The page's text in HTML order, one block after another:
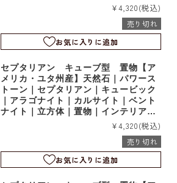
¥4,320(税込)
売り切れ
お気に入りに追加
セプタリアン キューブ型 置物【ア
メリカ・ユタ州産】天然石｜パワース
トーン｜セプタリアン｜キュービック
｜アラゴナイト｜カルサイト｜ベント
ナイト｜立方体｜置物｜インテリア｜t
¥4,320(税込)
売り切れ
お気に入りに追加